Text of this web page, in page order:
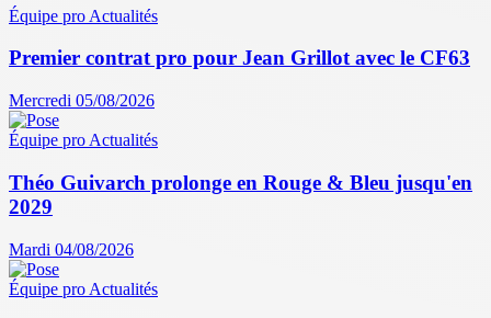
Équipe pro Actualités
Premier contrat pro pour Jean Grillot avec le CF63
Mercredi 05/08/2026
Équipe pro Actualités
Théo Guivarch prolonge en Rouge & Bleu jusqu'en
2029
Mardi 04/08/2026
Équipe pro Actualités